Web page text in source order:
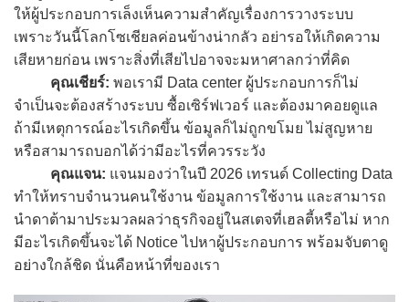
ให้ผู้ประกอบการเล็งเห็นความสำคัญเรื่องการวางระบบ
เพราะวันนี้โลกโซเชียลค่อนข้างน่ากลัว อย่ารอให้เกิดความ
เสียหายก่อน เพราะสิ่งที่เสียไปอาจจะมหาศาลกว่าที่คิด
คุณเชียร์: พอเรามี Data center ผู้ประกอบการก็ไม่
จำเป็นจะต้องสร้างระบบ ซื้อเซิร์ฟเวอร์ และต้องมาคอยดูแล
ถ้ามีเหตุการณ์อะไรเกิดขึ้น ข้อมูลก็ไม่ถูกขโมย ไม่สูญหาย
หรือสามารถบอกได้ว่ามีอะไรที่ควรระวัง
คุณแจน: แจนมองว่าในปี 2026 เทรนด์ Collecting Data
ทำให้ทราบจำนวนคนใช้งาน ข้อมูลการใช้งาน และสามารถ
นำดาต้ามาประมวลผลว่าธุรกิจอยู่ในสเตจที่เฮลตี้หรือไม่ หาก
มีอะไรเกิดขึ้นจะได้ Notice ไปหาผู้ประกอบการ พร้อมจับตาดู
อย่างใกล้ชิด นั่นคือหน้าที่ของเรา